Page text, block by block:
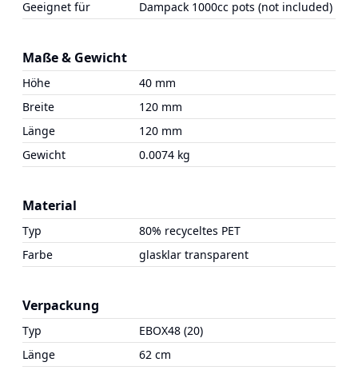
Geeignet für Dampack 1000cc pots (not included)
Maße & Gewicht
Höhe
40 mm
Breite
120 mm
Länge
120 mm
Gewicht
0.0074 kg
Material
Typ
80% recyceltes PET
Farbe
glasklar transparent
Verpackung
Typ
EBOX48 (20)
Länge
62 cm